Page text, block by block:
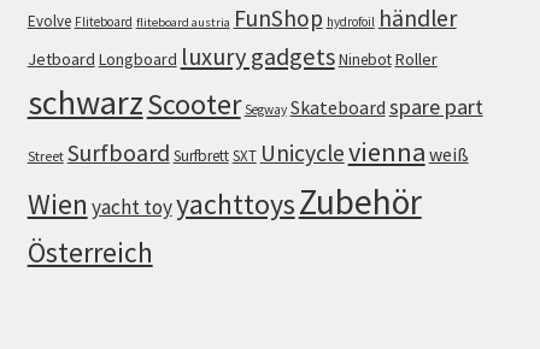
Evolve Fliteboard fliteboard austria FunShop hydrofoil händler
Jetboard Longboard luxury gadgetsNinebotRoller
schwarzScooter Segway Skateboard spare part
Street Surfboard SurfbrettSXT Unicyclevienna weiß
Wien yacht toyyachttoysZubehör
Österreich